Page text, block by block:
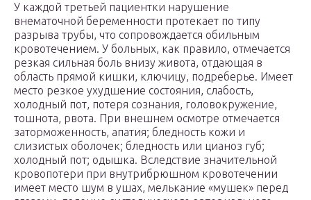
У каждой третьей пациентки нарушение
внематочной беременности протекает по типу
разрыва трубы, что сопровождается обильным
кровотечением. У больных, как правило, отмечается
резкая сильная боль внизу живота, отдающая в
область прямой кишки, ключицу, подреберье. Имеет
место резкое ухудшение состояния, слабость,
холодный пот, потеря сознания, головокружение,
тошнота, рвота. При внешнем осмотре отмечается
заторможенность, апатия; бледность кожи и
слизистых оболочек; бледность или цианоз губ;
холодный пот; одышка. Вследствие значительной
кровопотери при внутрибрюшном кровотечении
имеет место шум в ушах, мелькание «мушек» перед